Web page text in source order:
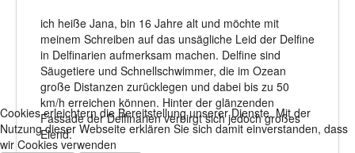
ich heiße Jana, bin 16 Jahre alt und möchte mit
meinem Schreiben auf das unsägliche Leid der Delfine
in Delfinarien aufmerksam machen. Delfine sind
Säugetiere und Schnellschwimmer, die im Ozean
große Distanzen zurücklegen und dabei bis zu 50
km/h erreichen können. Hinter der glänzenden
Fassade der Delfinarien verbirgt sich jedoch großes
Elend.
Cookies erleichtern die Bereitstellung unserer Dienste. Mit der
Nutzung dieser Webseite erklären Sie sich damit einverstanden, dass
wir Cookies verwenden